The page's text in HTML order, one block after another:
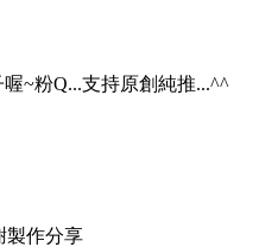
~粉Q...支持原創純推...^^
製作分享